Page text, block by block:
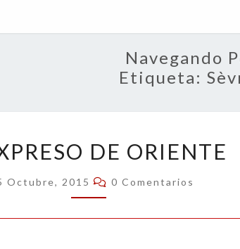
Navegando
Etiqueta:
EXPRESO
DE
ORIENTE
DE ORIENTE
Octubre, 2015 Comentarios
0 Comentarios